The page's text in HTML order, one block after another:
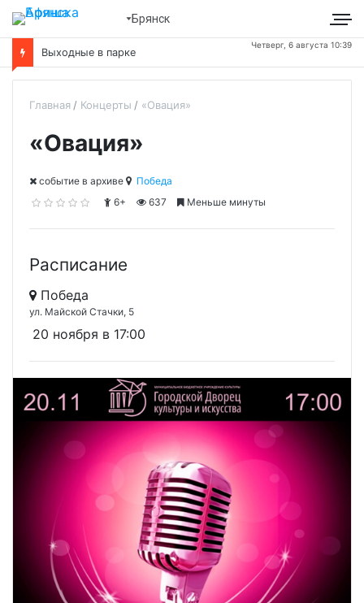
Брянск
Выходные в парке
Четверг, 6 августа 10:39
Главная Концерты «Овация»
«Овация»
cобытие в архиве
Победа
6+
637 Меньше минуты
Расписание
Победа
ул. Майской Стачки, 5
20 ноября в 17:00